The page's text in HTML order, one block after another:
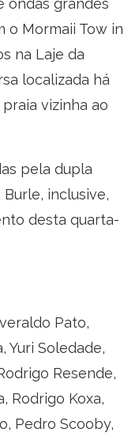
ondas grandes
o Mormaii Tow in
na Laje da
localizada há
vizinha ao
pela dupla
inclusive,
desta quarta-
Pato,
Yuri Soledade,
Resende,
Rodrigo Koxa,
Pedro Scooby,